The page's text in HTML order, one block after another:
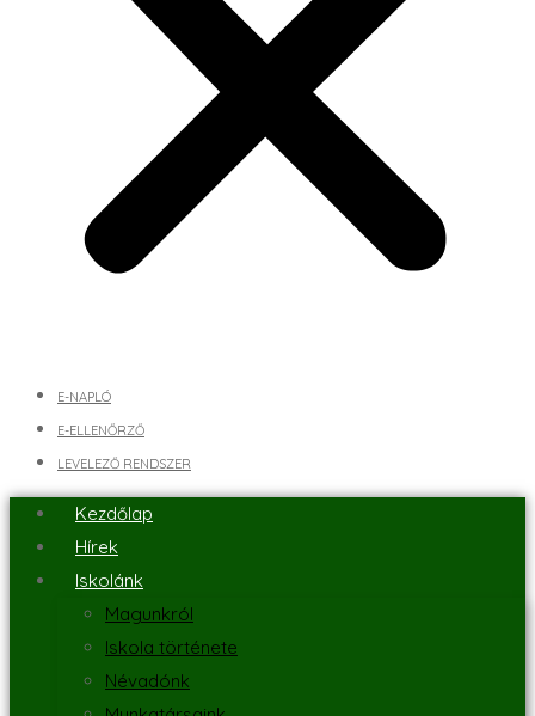
E-NAPLÓ
E-ELLENŐRZŐ
LEVELEZŐ RENDSZER
Kezdőlap
Hírek
Iskolánk
Magunkról
Iskola története
Névadónk